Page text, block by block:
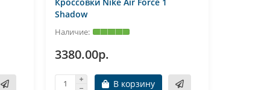
Shadow
3380.00р.
В корзину